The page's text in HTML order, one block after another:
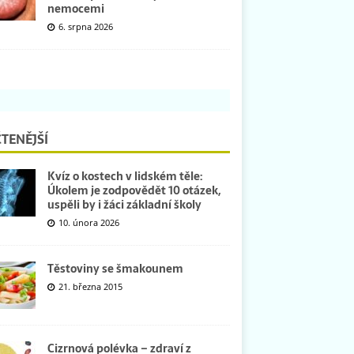
nemocemi
6. srpna 2026
Kvíz o kostech v lidském těle:
Úkolem je zodpovědět 10 otázek,
uspěli by i žáci základní školy
10. února 2026
Těstoviny se šmakounem
21. března 2015
Cizrnová polévka – zdraví z